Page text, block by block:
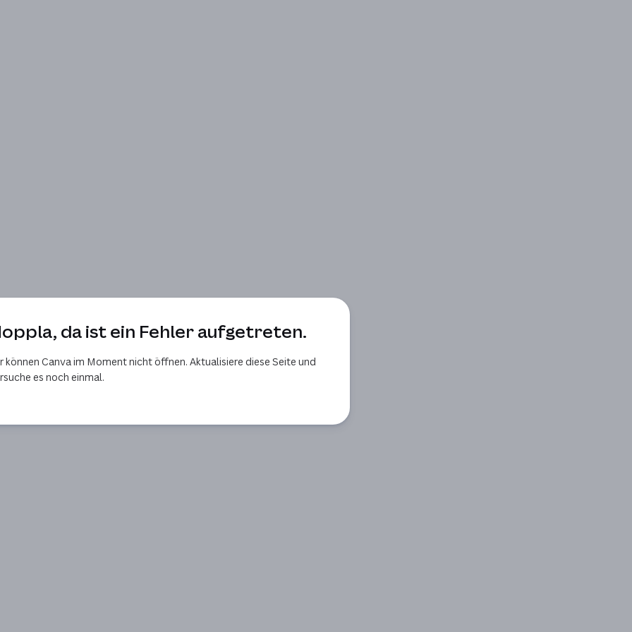
da ist ein Fehler aufgetreten.
können Canva im Moment nicht öffnen. Aktualisiere diese Seite und
es noch einmal.